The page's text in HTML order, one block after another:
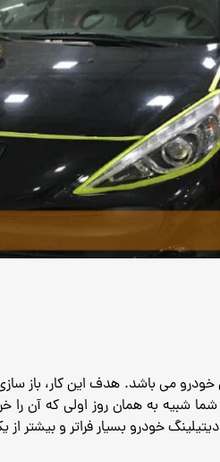
خودرو می باشد. هدف این کار، باز
شما شبیه به همان روز اولی که آن را
خودرو بسیار فراتر و بیشتر